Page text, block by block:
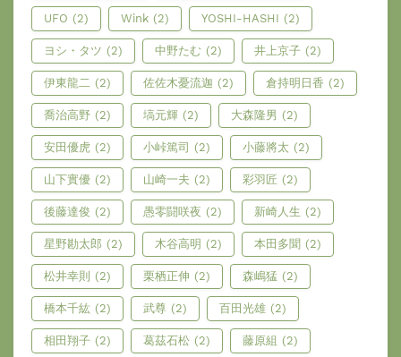
UFO (2) Wink (2) YOSHI-HASHI (2)
ヨシ・タツ (2) 中野たむ (2) 井上京子 (2)
伊東龍二 (2) 佐佐木憂流迦 (2) 倉持明日香 (2)
喬治高野 (2) 塙元輝 (2) 大森隆男 (2)
安田優虎 (2) 小峠篤司 (2) 小藤將太 (2)
山下實優 (2) 山崎一夫 (2) 彩羽匠 (2)
後藤達俊 (2) 愚零闘咲夜 (2) 新崎人生 (2)
星野勘太郎 (2) 木谷高明 (2) 本田多聞 (2)
松井幸則 (2) 栗栖正伸 (2) 森嶋猛 (2)
橋本千紘 (2) 武尊 (2) 百田光雄 (2)
相田翔子 (2) 葛茲石松 (2) 藤原組 (2)